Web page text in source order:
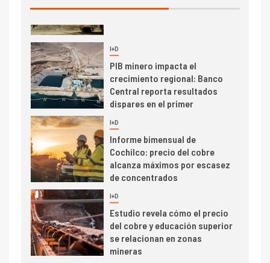
3
PIB minero impacta el
crecimiento regional: Banco
Central reporta resultados
dispares en el primer
trimestre
4 I+D
Informe bimensual de
Cochilco: precio del cobre
alcanza máximos por escasez
de concentrados
5 I+D
Estudio revela cómo el precio
del cobre y educación superior
se relacionan en zonas
mineras
6 I+D